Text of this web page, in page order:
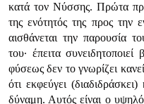
κατά τον Νύσσης. Πρώτα
της ενότητός της προς την
αισθάνεται την παρουσία
του· έπειτα
φύσεως δεν το γνωρίζει
ότι εκφεύγει
δύναμη. Αυτός είναι ο